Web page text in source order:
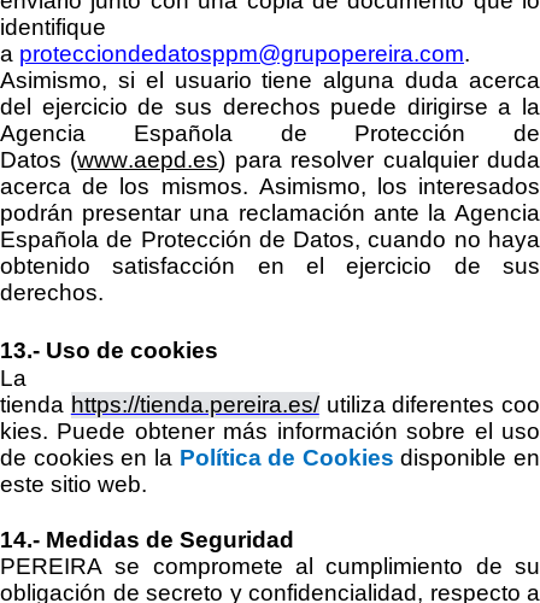
identifique
a protecciondedatosppm@grupopereira.com.
Asimismo, si el usuario tiene alguna duda acerca
del ejercicio de sus derechos puede dirigirse a la
Agencia Española de Protección de
Datos (www.aepd.es) para resolver cualquier duda
acerca de los mismos. Asimismo, los interesados
podrán presentar una reclamación ante la Agencia
Española de Protección de Datos, cuando no haya
obtenido satisfacción en el ejercicio de sus
derechos.
13.- Uso de cookies
La
tienda https://tienda.pereira.es/ utilizadiferentes coo
kies. Puede obtener más información sobre el uso
de cookies en la Política de Cookies disponible en
este sitio web.
14.- Medidas de Seguridad
PEREIRA se compromete al cumplimiento de su
obligación de secreto y confidencialidad, respecto a